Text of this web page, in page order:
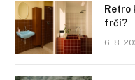
Retro
frčí?
6. 8.